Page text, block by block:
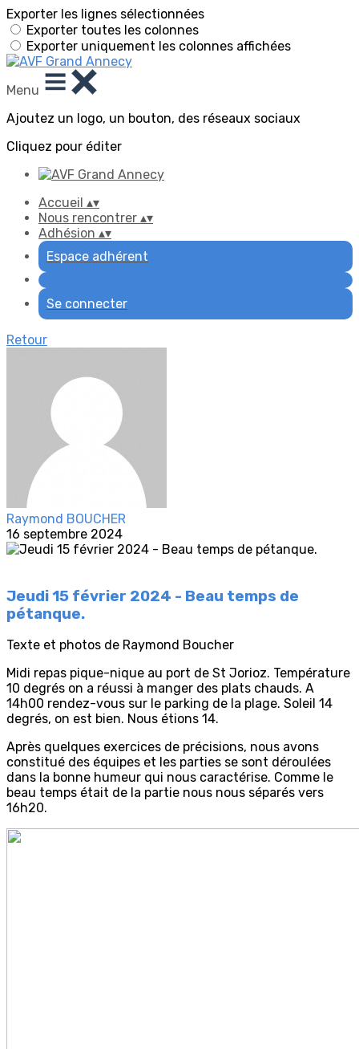
Exporter les lignes sélectionnées
Exporter toutes les colonnes
Exporter uniquement les colonnes affichées
Menu
Ajoutez un logo, un bouton, des réseaux sociaux
Cliquez pour éditer
Accueil ▴▾
Nous rencontrer ▴▾
Adhésion ▴▾
Espace adhérent
Se connecter
Retour
Raymond BOUCHER
16 septembre 2024
Jeudi 15 février 2024 - Beau temps de
pétanque.
Texte et photos de Raymond Boucher
Midi repas pique-nique au port de St Jorioz. Température
10 degrés on a réussi à manger des plats chauds. A
14h00 rendez-vous sur le parking de la plage. Soleil 14
degrés, on est bien. Nous étions 14.
Après quelques exercices de précisions, nous avons
constitué des équipes et les parties se sont déroulées
dans la bonne humeur qui nous caractérise. Comme le
beau temps était de la partie nous nous séparés vers
16h20.